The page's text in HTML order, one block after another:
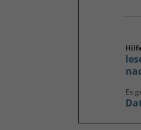
Es